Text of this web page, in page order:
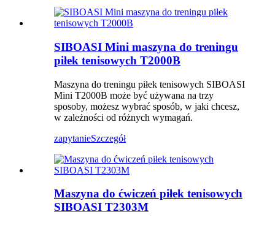
SIBOASI Mini maszyna do treningu
piłek tenisowych T2000B
Maszyna do treningu piłek tenisowych SIBOASI
Mini T2000B może być używana na trzy
sposoby, możesz wybrać sposób, w jaki chcesz,
w zależności od różnych wymagań.
zapytanieSzczegół
Maszyna do ćwiczeń piłek tenisowych
SIBOASI T2303M